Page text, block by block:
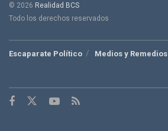
© 2026 Realidad BCS
Todo los derechos reservados
Escaparate Político Medios y Remedios